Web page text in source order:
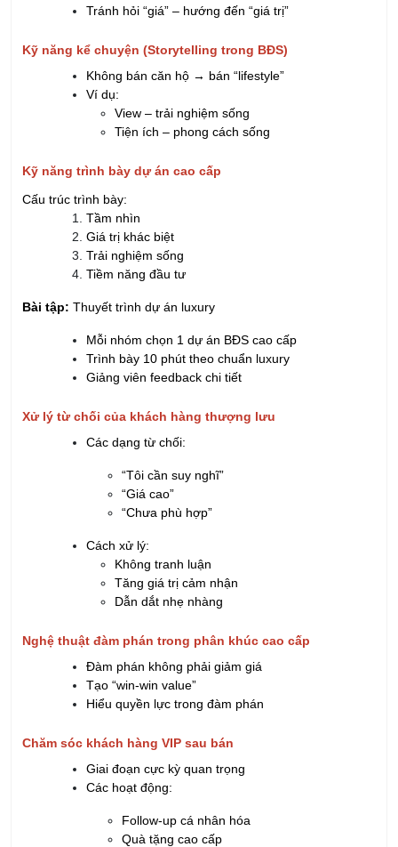
Tránh hỏi “giá” – hướng đến “giá trị”
Kỹ năng kể chuyện (Storytelling trong BĐS)
Không bán căn hộ → bán “lifestyle”
Ví dụ:
View – trải nghiệm sống
Tiện ích – phong cách sống
Kỹ năng trình bày dự án cao cấp
Cấu trúc trình bày:
Tầm nhìn
Giá trị khác biệt
Trải nghiệm sống
Tiềm năng đầu tư
Bài tập: Thuyết trình dự án luxury
Mỗi nhóm chọn 1 dự án BĐS cao cấp
Trình bày 10 phút theo chuẩn luxury
Giảng viên feedback chi tiết
Xử lý từ chối của khách hàng thượng lưu
Các dạng từ chối:
“Tôi cần suy nghĩ”
“Giá cao”
“Chưa phù hợp”
Cách xử lý:
Không tranh luận
Tăng giá trị cảm nhận
Dẫn dắt nhẹ nhàng
Nghệ thuật đàm phán trong phân khúc cao cấp
Đàm phán không phải giảm giá
Tạo “win-win value”
Hiểu quyền lực trong đàm phán
Chăm sóc khách hàng VIP sau bán
Giai đoạn cực kỳ quan trọng
Các hoạt động:
Follow-up cá nhân hóa
Quà tặng cao cấp